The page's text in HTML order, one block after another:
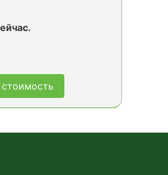
стоимость